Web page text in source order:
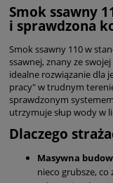
Smok ssawny
i sprawdzona
Smok ssawny 110 w
ssawnej, znany ze
idealne rozwiązanie dla
pracy" w trudnym
sprawdzonym
utrzymuje słup wody w
Dlaczego
Masywna
nieco grubsze,